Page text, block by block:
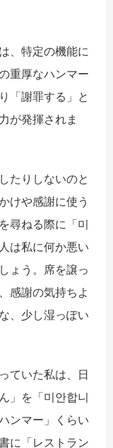
、特定の機能に
重厚なハンマー
「謝罪する」と
が発揮されま
たりしないのと
けや感謝に使う
尋ねる際に「미
は私に何か悪い
ょう。席を譲っ
感謝の気持ちよ
、少し湿っぽい
ていた私は、日
」を「미안합니
ンマー」くらい
に「レストラン